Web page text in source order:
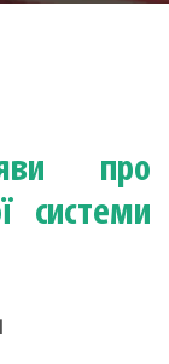
про
системи